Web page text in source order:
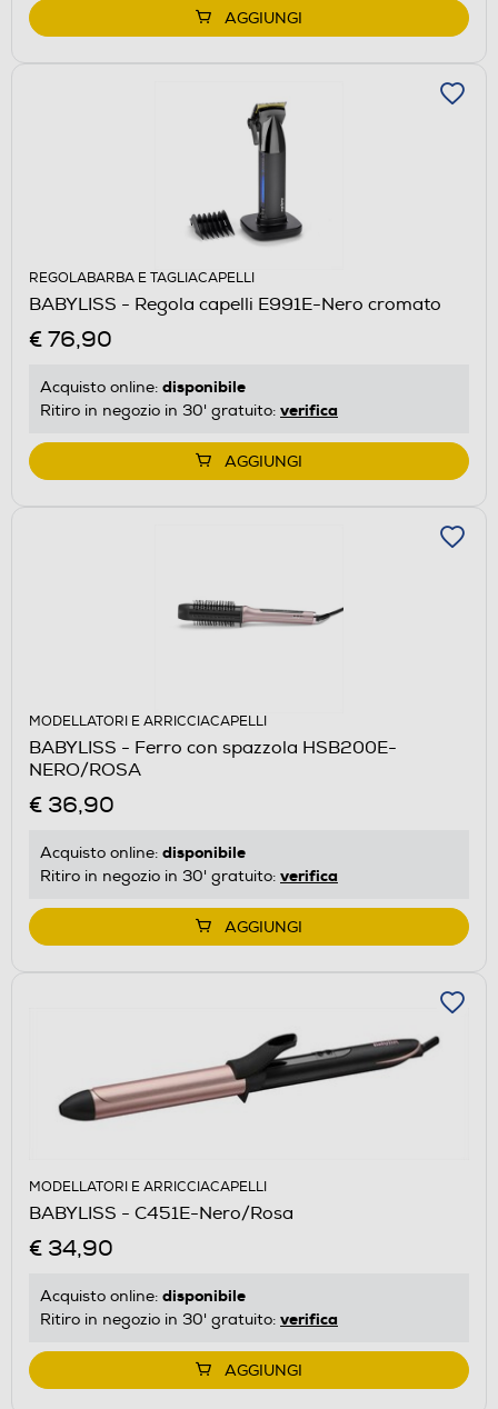
AGGIUNGI
REGOLABARBA E TAGLIACAPELLI
BABYLISS - Regola capelli E991E-Nero cromato
€ 76,90
Acquisto online: disponibile
Ritiro in negozio in 30' gratuito: verifica
AGGIUNGI
MODELLATORI E ARRICCIACAPELLI
BABYLISS - Ferro con spazzola HSB200E-
NERO/ROSA
€ 36,90
Acquisto online: disponibile
Ritiro in negozio in 30' gratuito: verifica
AGGIUNGI
MODELLATORI E ARRICCIACAPELLI
BABYLISS - C451E-Nero/Rosa
€ 34,90
Acquisto online: disponibile
Ritiro in negozio in 30' gratuito: verifica
AGGIUNGI